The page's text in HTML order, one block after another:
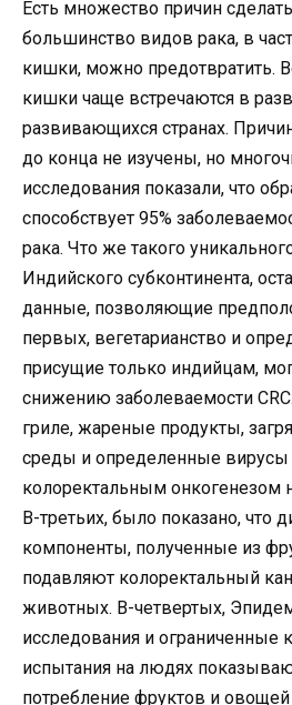
Есть множество причин
большинство видов рака, в
кишки, можно предотвратить.
кишки чаще встречаются в
развивающихся странах.
до конца не изучены, но
исследования показали, что
способствует 95%
рака. Что же такого
Индийского субконтинента,
данные, позволяющие
первых, вегетарианство и
присущие только индийцам,
снижению заболеваемости
гриле, жареные продукты,
среды и определенные
колоректальным онкогенезом
В-третьих, было показано, что
компоненты, полученные из
подавляют колоректальный
животных. В-четвертых,
исследования и ограниченные
испытания на людях
потребление фруктов и